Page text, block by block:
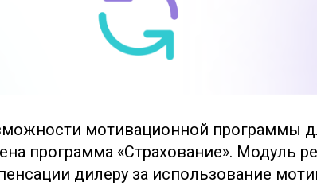
мотивационной программы
программа «Страхование». Модуль
дилеру за использование